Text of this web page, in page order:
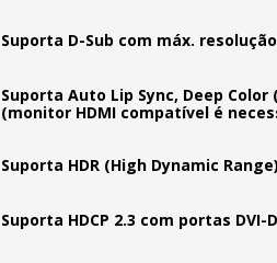
Suporta D-Sub com máx.
Suporta Auto Lip Sync, Deep Color
(monitor HDMI compatível é
Suporta HDR (High Dynamic
Suporta HDCP 2.3 com portas DVI-